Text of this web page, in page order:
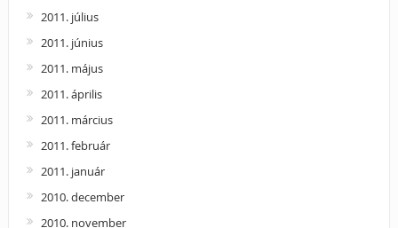
2011. július
2011. június
2011. május
2011. április
2011. március
2011. február
2011. január
2010. december
2010. november